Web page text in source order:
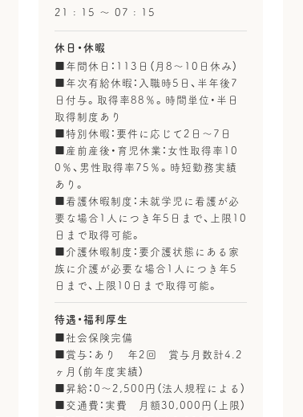
21 : 15 〜 07 : 15
休日・休暇
■年間休日：113日（月8～10日休み）
■年次有給休暇：入職時5日、半年後7
日付与。取得率88％。時間単位・半日
取得制度あり
■特別休暇：要件に応じて2日～7日
■産前産後・育児休業：女性取得率10
0％、男性取得率75％。時短勤務実績
あり。
■看護休暇制度：未就学児に看護が必
要な場合1人につき年5日まで、上限10
日まで取得可能。
■介護休暇制度：要介護状態にある家
族に介護が必要な場合1人につき年5
日まで、上限10日まで取得可能。
待遇・福利厚生
■社会保険完備
■賞与：あり 年2回 賞与月数計4.2
ヶ月（前年度実績）
■昇給：0～2,500円（法人規程による）
■交通費：実費 月額30,000円（上限）